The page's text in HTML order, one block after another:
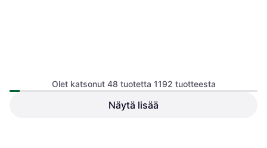
Olet katsonut 48 tuotetta 1192 tuotteesta
Näytä lisää